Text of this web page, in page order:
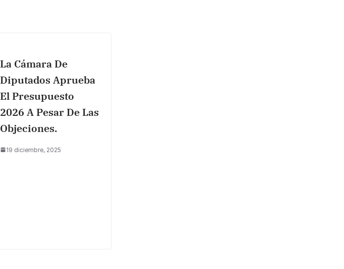
La Cámara De
Diputados Aprueba
El Presupuesto
2026 A Pesar De Las
Objeciones.
19 diciembre, 2025